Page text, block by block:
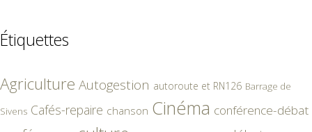
Étiquettes
Agriculture Autogestion autoroute et RN126 Barrage de
Sivens Cafés-repaire chanson Cinéma conférence-débat